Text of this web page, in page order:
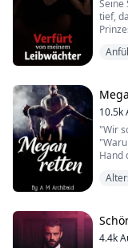
Seine
tief,
habe,
da –
10.5k
"Wir
Hand
"Es
sehr
4.4k